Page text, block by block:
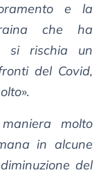
e la
che ha
si rischia un
del Covid,
».
molto
in alcune
del